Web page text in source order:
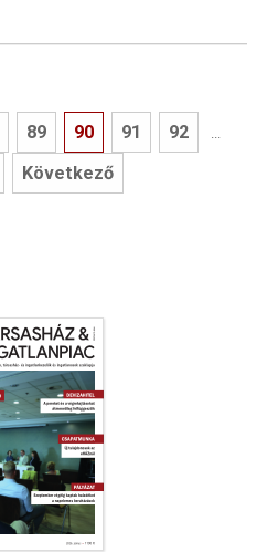
89 90 91 92 ...
Következő